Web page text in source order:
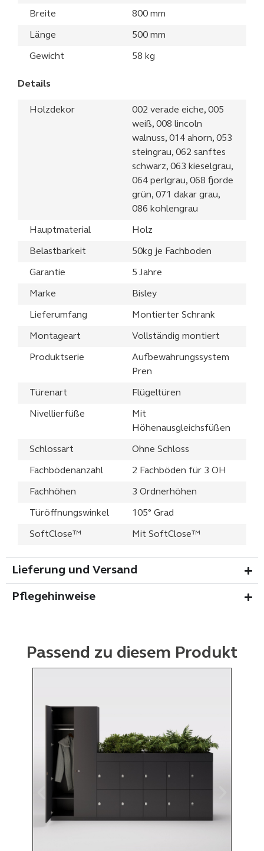
Breite 800 mm
Länge 500 mm
Gewicht 58 kg
Details
Holzdekor
002 verade eiche, 005
weiß, 008 lincoln
walnuss, 014 ahorn, 053
steingrau, 062 sanftes
schwarz, 063 kieselgrau,
064 perlgrau, 068 fjorde
grün, 071 dakar grau,
086 kohlengrau
Hauptmaterial Holz
Belastbarkeit 50kg je Fachboden
Garantie 5 Jahre
Marke Bisley
Lieferumfang Montierter Schrank
Montageart Vollständig montiert
Produktserie
Aufbewahrungssystem
Pren
Türenart Flügeltüren
Nivellierfüße
Mit
Höhenausgleichsfüßen
Schlossart Ohne Schloss
Fachbödenanzahl 2 Fachböden für 3 OH
Fachhöhen 3 Ordnerhöhen
Türöffnungswinkel 105° Grad
SoftClose™ Mit SoftClose™
Lieferung und Versand
Pflegehinweise
Passend zu diesem Produkt